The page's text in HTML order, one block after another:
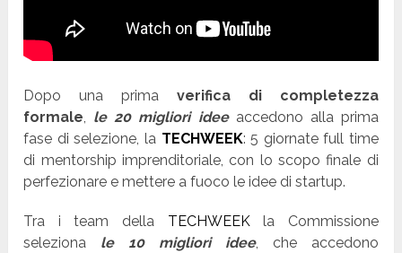
Dopo una prima verifica di completezza
formale, le 20 migliori ideeaccedono alla prima
fase di selezione, la TECHWEEK: 5 giornate full time
di mentorship imprenditoriale, con lo scopo finale di
perfezionare e mettere a fuoco le idee di startup.
Tra i team della TECHWEEKla Commissione
seleziona le 10 migliori idee, che accedono